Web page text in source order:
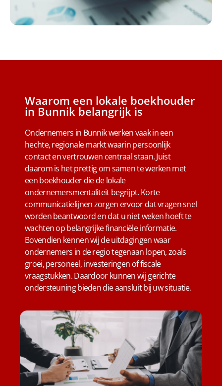
Waarom een lokale boekhouder
in Bunnik belangrijk is
Ondernemers in Bunnik werken vaak in een
hechte, regionale markt waarin persoonlijk
contact en vertrouwen centraal staan. Juist
daarom is het prettig om samen te werken met
een boekhouder die de lokale
ondernemersmentaliteit begrijpt. Korte
communicatielijnen zorgen ervoor dat vragen snel
worden beantwoord en dat u niet weken hoeft te
wachten op belangrijke financiële informatie.
Bovendien kennen wij de uitdagingen waar
ondernemers in de regio tegenaan lopen, zoals
groei, personeel, investeringen of fiscale
vraagstukken. Daardoor kunnen wij gerichte
ondersteuning bieden die aansluit bij uw situatie.